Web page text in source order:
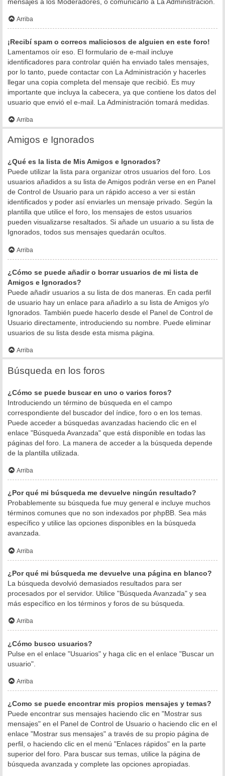
Arriba
¡Recibí spam o correos maliciosos de alguien en este foro!
Lamentamos oír eso. El formulario de e-mail incluye
identificadores para controlar quién ha enviado tales mensajes,
por lo tanto, puede contactar con La Administración y hacerles
llegar una copia completa del mensaje que recibió. Es muy
importante que incluya la cabecera, ya que contiene los datos del
usuario que envió el e-mail. La Administración tomará medidas.
Arriba
Amigos e Ignorados
¿Qué es la lista de Mis Amigos e Ignorados?
Puede utilizar la lista para organizar otros usuarios del foro. Los
usuarios añadidos a su lista de Amigos podrán verse en en Panel
de Control de Usuario para un rápido acceso a ver si están
identificados y poder así enviarles un mensaje privado. Según la
plantilla que utilice el foro, los mensajes de estos usuarios
pueden visualizarse resaltados. Si añade un usuario a su lista de
Ignorados, todos sus mensajes quedarán ocultos.
Arriba
¿Cómo se puede añadir o borrar usuarios de mi lista de
Amigos e Ignorados?
Puede añadir usuarios a su lista de dos maneras. En cada perfil
de usuario hay un enlace para añadirlo a su lista de Amigos y/o
Ignorados. También puede hacerlo desde el Panel de Control de
Usuario directamente, introduciendo su nombre. Puede eliminar
usuarios de su lista desde esta misma página.
Arriba
Búsqueda en los foros
¿Cómo se puede buscar en uno o varios foros?
Introduciendo un término de búsqueda en el campo
correspondiente del buscador del índice, foro o en los temas.
Puede acceder a búsquedas avanzadas haciendo clic en el
enlace "Búsqueda Avanzada" que está disponible en todas las
páginas del foro. La manera de acceder a la búsqueda depende
de la plantilla utilizada.
Arriba
¿Por qué mi búsqueda me devuelve ningún resultado?
Probablemente su búsqueda fue muy general e incluye muchos
términos comunes que no son indexados por phpBB. Sea más
específico y utilice las opciones disponibles en la búsqueda
avanzada.
Arriba
¿Por qué mi búsqueda me devuelve una página en blanco?
La búsqueda devolvió demasiados resultados para ser
procesados por el servidor. Utilice "Búsqueda Avanzada" y sea
más específico en los términos y foros de su búsqueda.
Arriba
¿Cómo busco usuarios?
Pulse en el enlace "Usuarios" y haga clic en el enlace "Buscar un
usuario".
Arriba
¿Como se puede encontrar mis propios mensajes y temas?
Puede encontrar sus mensajes haciendo clic en "Mostrar sus
mensajes" en el Panel de Control de Usuario o haciendo clic en el
enlace "Mostrar sus mensajes" a través de su propio página de
perfil, o haciendo clic en el menú "Enlaces rápidos" en la parte
superior del foro. Para buscar sus temas, utilice la página de
búsqueda avanzada y complete las opciones apropiadas.